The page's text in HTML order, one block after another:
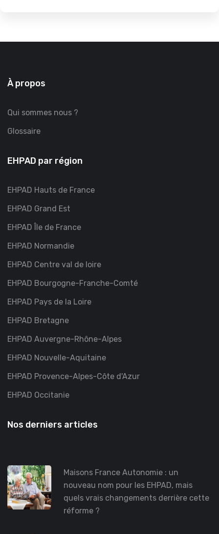
À propos
Qui sommes nous ?
Glossaire
EHPAD par région
EHPAD Hauts de France
EHPAD Grand Est
EHPAD Île de France
EHPAD Normandie
EHPAD Centre val de loire
EHPAD Bourgogne-Franche-Comté
EHPAD Pays de la Loire
EHPAD Bretagne
EHPAD Auvergne-Rhône-Alpes
EHPAD Nouvelle-Aquitaine
EHPAD Provence-Alpes-Côte d'Azur
EHPAD Occitanie
Nos derniers articles
Maisons France Autonomie : un
nouveau nom pour les EHPAD, mais
quels vrais changements derrière cette
réforme ?